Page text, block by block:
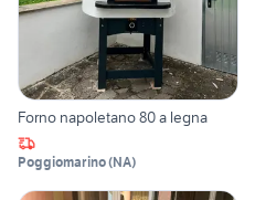
Forno napoletano 80 a legna
Poggiomarino(NA)